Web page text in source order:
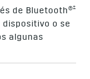
de Bluetooth®†
o se
algunas